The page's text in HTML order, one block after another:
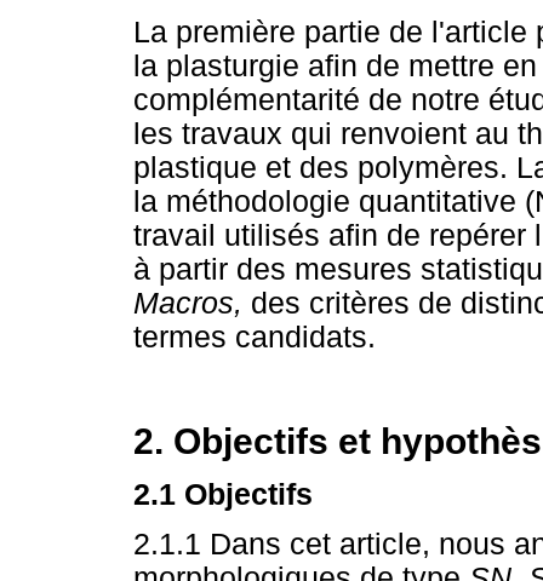
La première partie de
la plasturgie afin de mettre
complémentarité de notre
les travaux qui renvoient au
plastique et des polymères.
la méthodologie quantitative
travail utilisés afin de repérer
à partir des mesures
Macros, des critères de
termes candidats.
2. Objectifs et
2.1 Objectifs
2.1.1 Dans cet article, nous